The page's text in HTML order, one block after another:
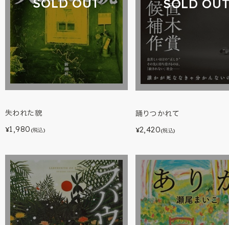
SOLD OUT
失われた貌
¥1,980 (税込)
SOLD
踊りつかれて
¥2,420(税込)